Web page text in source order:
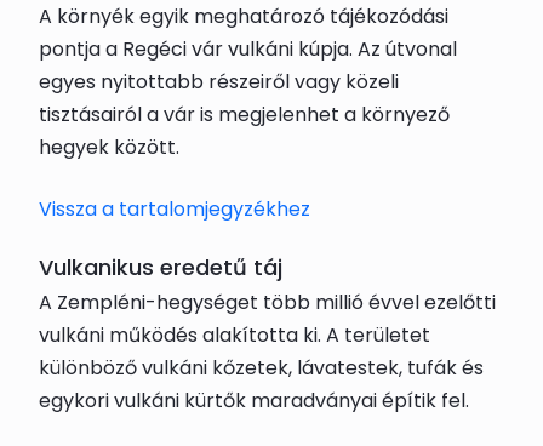
A környék egyik meghatározó tájékozódási
pontja a Regéci vár vulkáni kúpja. Az útvonal
egyes nyitottabb részeiről vagy közeli
tisztásairól a vár is megjelenhet a környező
hegyek között.
Vissza a tartalomjegyzékhez
Vulkanikus eredetű táj
A Zempléni-hegységet több millió évvel ezelőtti
vulkáni működés alakította ki. A területet
különböző vulkáni kőzetek, lávatestek, tufák és
egykori vulkáni kürtők maradványai építik fel.